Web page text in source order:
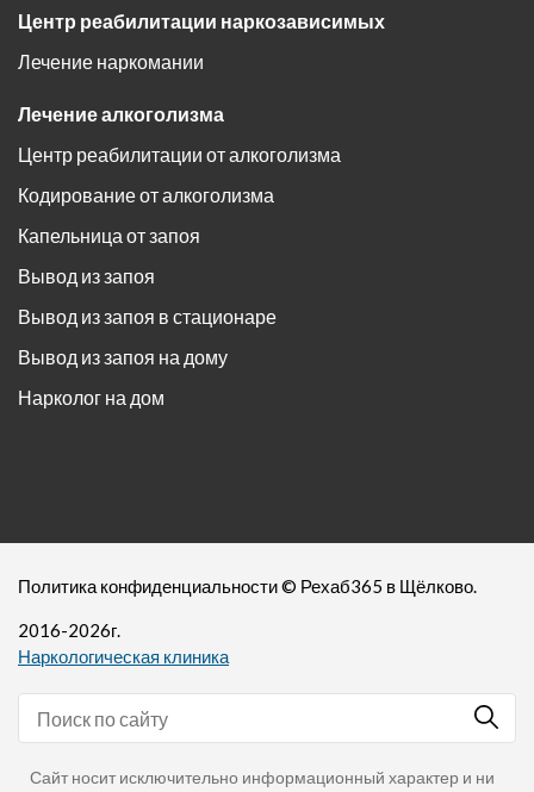
Центр реабилитации наркозависимых
Лечение наркомании
Лечение алкоголизма
Центр реабилитации от алкоголизма
Кодирование от алкоголизма
Капельница от запоя
Вывод из запоя
Вывод из запоя в стационаре
Вывод из запоя на дому
Нарколог на дом
Политика конфиденциальности© Рехаб365 в Щёлково.
2016-2026г.
Наркологическая клиника
Сайт носит исключительно информационный характер и ни